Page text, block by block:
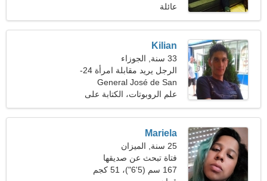
Martín
عائلة
Kilian
33 سنة, الجوزاء
الرجل يريد مقابلة امرأة 24-
31
General José de San
Martín، الأرجنتين
علم الروبوتات، الكتابة على
الجدران
Mariela
25 سنة, الميزان
فتاة تبحث عن صديقها
167 سم (5'6")، 51 كجم